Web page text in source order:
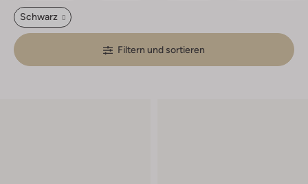
Schwarz
Filtern und sortieren